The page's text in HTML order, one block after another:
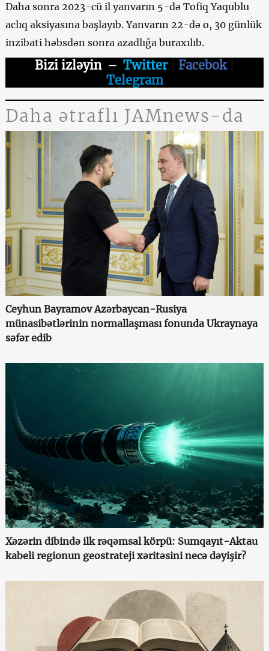
Daha sonra 2023-cü il yanvarın 5-də Tofiq Yaqublu
aclıq aksiyasına başlayıb. Yanvarın 22-də o, 30 günlük
inzibati həbsdən sonra azadlığa buraxılıb.
Bizi izləyin– Twitter| Facebok
Telegram
Daha ətraflı JAMnews-da
Ceyhun Bayramov Azərbaycan-Rusiya
münasibətlərinin normallaşması fonunda Ukraynaya
səfər edib
Xəzərin dibində ilk rəqəmsal körpü: Sumqayıt-Aktau
kabeli regionun geostrateji xəritəsini necə dəyişir?